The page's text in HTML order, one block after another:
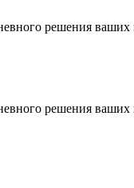
решения ваших
решения ваших